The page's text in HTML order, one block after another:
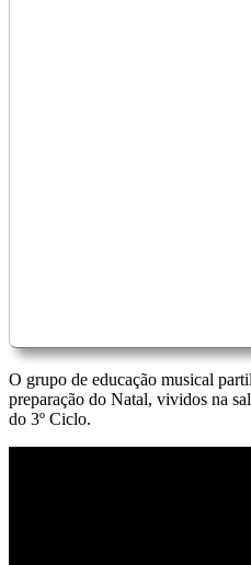
O grupo de educação musical
preparação do Natal, vividos na
do 3º Ciclo.